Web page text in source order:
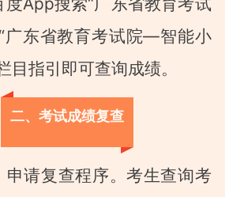
广东省教育考试院—智能小
目指引即可查询成绩。
二、考试成绩复查
申请复查程序。考生查询考